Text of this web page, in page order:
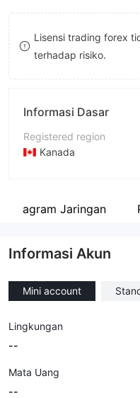
8
9Lisensi trading forex
terhadap risiko.
Informasi Dasar
Registered region
Kanada
Nama perusahaan
Diagram Jaringan
Informasi Akun
Mini account
Lingkungan
--
Mata Uang
--